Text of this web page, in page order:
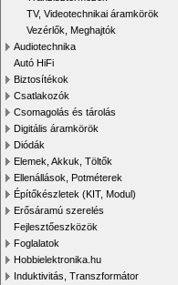
TV, Videotechnikai áramkörök
Vezérlők, Meghajtók
Audiotechnika
Autó HiFi
Biztosítékok
Csatlakozók
Csomagolás és tárolás
Digitális áramkörök
Diódák
Elemek, Akkuk, Töltők
Ellenállások, Potméterek
Építőkészletek (KIT, Modul)
Erősáramú szerelés
Fejlesztőeszközök
Foglalatok
Hobbielektronika.hu
Induktivitás, Transzformátor